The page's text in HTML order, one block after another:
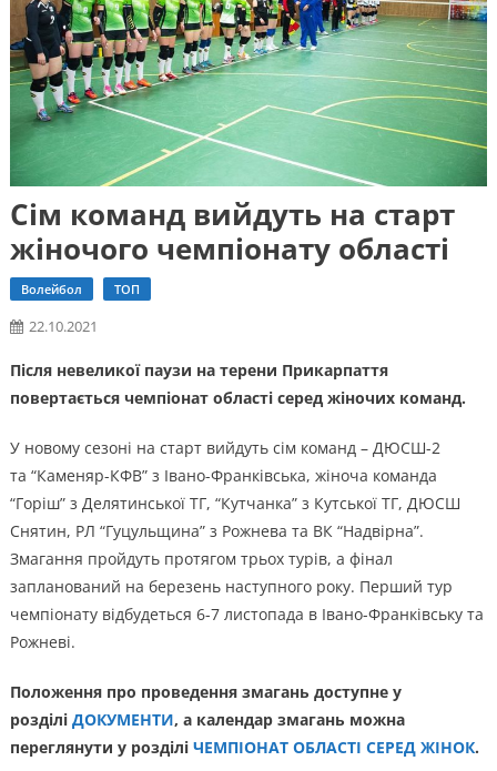
Сім команд вийдуть на старт
жіночого чемпіонату області
Волейбол ТОП
22.10.2021
Після невеликої паузи на терени Прикарпаття
повертається чемпіонат області серед жіночих команд.
У новому сезоні на старт вийдуть сім команд – ДЮСШ-2
та “Каменяр-КФВ” з Івано-Франківська, жіноча команда
“Горіш” з Делятинської ТГ, “Кутчанка” з Кутської ТГ, ДЮСШ
Снятин, РЛ “Гуцульщина” з Рожнева та ВК “Надвірна”.
Змагання пройдуть протягом трьох турів, а фінал
запланований на березень наступного року. Перший тур
чемпіонату відбудеться 6-7 листопада в Івано-Франківську та
Рожневі.
Положення про проведення змагань доступне у
розділі ДОКУМЕНТИ, а календар змагань можна
переглянути у розділі ЧЕМПІОНАТ ОБЛАСТІ СЕРЕД ЖІНОК.